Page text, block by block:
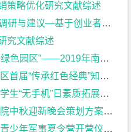
策略优化研究文献综述
议—基于创业者视角文献综述
究文献综述
第六园区垃圾分类环保公益周活动策划方案文献综述
经典”知识竞赛活动策划方案文献综述
”日素质拓展活动策划方案文献综述
迎新晚会策划方案文献综述
夏令营开营仪式策划方案文献综述